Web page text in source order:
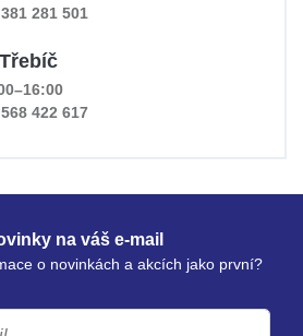
281 501
422 617
na váš e-mail
o novinkách a akcích jako první?